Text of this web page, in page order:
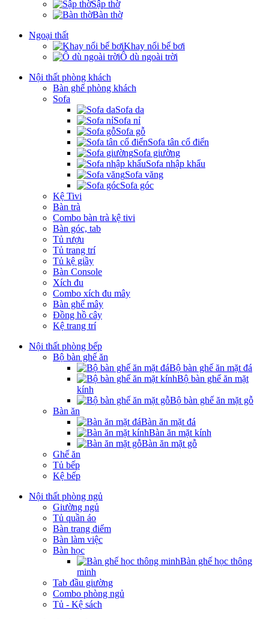
Sập thờ
Bàn thờ
Ngoại thất
Khay nổi bể bơi
Ô dù ngoài trời
Nội thất phòng khách
Bàn ghế phòng khách
Sofa
Sofa da
Sofa nỉ
Sofa gỗ
Sofa tân cổ điển
Sofa giường
Sofa nhập khẩu
Sofa văng
Sofa góc
Kệ Tivi
Bàn trà
Combo bàn trà kệ tivi
Bàn góc, tab
Tủ rượu
Tủ trang trí
Tủ kệ giầy
Bàn Console
Xích đu
Combo xích đu mây
Bàn ghế mây
Đồng hồ cây
Kệ trang trí
Nội thất phòng bếp
Bộ bàn ghế ăn
Bộ bàn ghế ăn mặt đá
Bộ bàn ghế ăn mặt
kính
Bộ bàn ghế ăn mặt gỗ
Bàn ăn
Bàn ăn mặt đá
Bàn ăn mặt kính
Bàn ăn mặt gỗ
Ghế ăn
Tủ bếp
Kệ bếp
Nội thất phòng ngủ
Giường ngủ
Tủ quần áo
Bàn trang điểm
Bàn làm việc
Bàn học
Bàn ghế học thông
minh
Tab đầu giường
Combo phòng ngủ
Tủ - Kệ sách